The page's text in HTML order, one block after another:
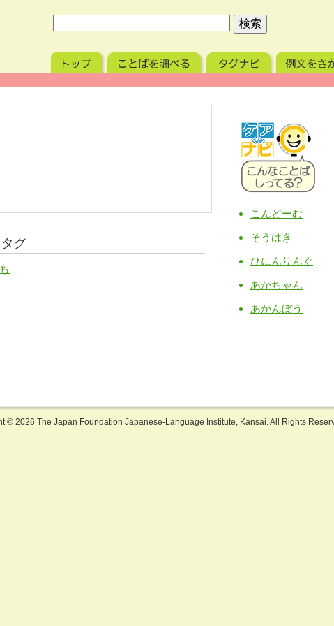
グ
こんどーむ
そうはき
ひにんりんぐ
あかちゃん
あかんぼう
© 2026 The Japan Foundation Japanese-Language Institute, Kansai. All Rights